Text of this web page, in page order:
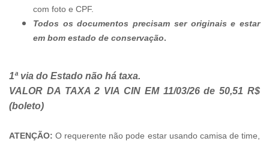
com foto e CPF.
Todos os documentos precisam ser originais e estar
em bom estado de conservação.
1ª via do Estado não há taxa.
VALOR DA TAXA 2 VIA CIN EM 11/03/26 de 50,51 R$
(boleto)
ATENÇÃO:O requerente não pode estar usando camisa de time,